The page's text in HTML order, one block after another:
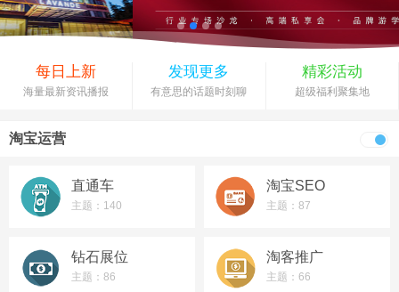
每日上新
海量最新资讯播报
发现更多
有意思的话题时刻聊
精彩活动
超级福利聚集地
淘宝运营
直通车
主题：140
淘宝SEO
主题：87
钻石展位
主题：86
淘客推广
主题：66